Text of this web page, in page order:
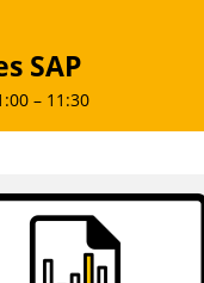
SAP
– 11:30